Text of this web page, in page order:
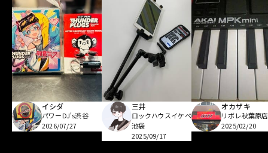
イシダ
パワーDJ's渋谷
2026/07/27
三井
ロックハウスイケベ
池袋
2025/09/17
オカザキ
リボレ秋葉原店
2025/02/20